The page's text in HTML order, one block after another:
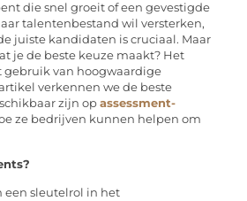
die snel groeit of een gevestigde
talentenbestand wil versterken,
juiste kandidaten is cruciaal. Maar
je de beste keuze maakt? Het
van hoogwaardige
verkennen we de beste
zijn op assessment-
ze bedrijven kunnen helpen om
een sleutelrol in het